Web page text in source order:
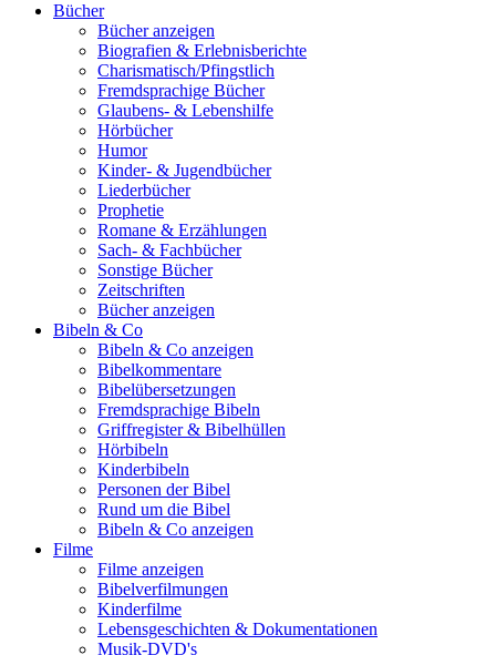
Bücher
Bücher anzeigen
Biografien & Erlebnisberichte
Charismatisch/Pfingstlich
Fremdsprachige Bücher
Glaubens- & Lebenshilfe
Hörbücher
Humor
Kinder- & Jugendbücher
Liederbücher
Prophetie
Romane & Erzählungen
Sach- & Fachbücher
Sonstige Bücher
Zeitschriften
Bücher anzeigen
Bibeln & Co
Bibeln & Co anzeigen
Bibelkommentare
Bibelübersetzungen
Fremdsprachige Bibeln
Griffregister & Bibelhüllen
Hörbibeln
Kinderbibeln
Personen der Bibel
Rund um die Bibel
Bibeln & Co anzeigen
Filme
Filme anzeigen
Bibelverfilmungen
Kinderfilme
Lebensgeschichten & Dokumentationen
Musik-DVD's